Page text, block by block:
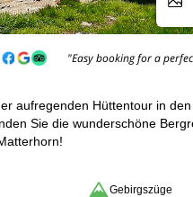
"Easy booking for a
aufregenden Hüttentour in
Sie die wunderschöne
Gebirgszüge